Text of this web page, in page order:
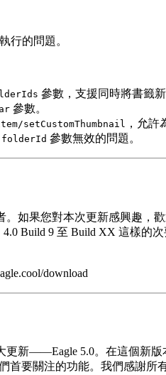
行的問題。
參數，支援同時將書籤
參數。
setCustomThumbnail
，允
folderId 參數無效的問題。
如果您對本次更新感興趣，
Build 9 至 Build XX 這樣
download
更新——Eagle 5.0。在這個新
首要關注的功能。我們感謝所